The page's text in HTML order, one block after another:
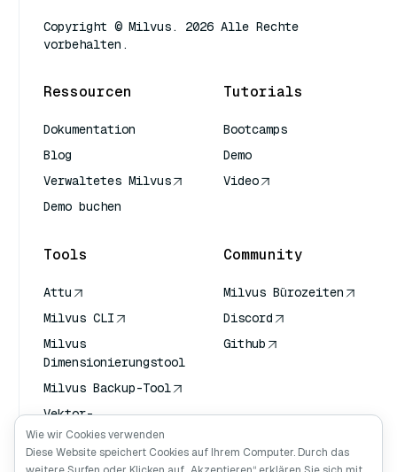
Copyright © Milvus. 2026 Alle Rechte
vorbehalten.
Ressourcen
Dokumentation
Blog
Verwaltetes Milvus
Demo buchen
Tutorials
Bootcamps
Demo
Video
Tools
Attu
Milvus CLI
Milvus
Dimensionierungstool
Milvus Backup-Tool
Vektor-
Transportdienst
(VTS)
Community
Milvus Bürozeiten
Discord
Github
Wie wir Cookies verwenden
Diese Website speichert Cookies auf Ihrem Computer. Durch das